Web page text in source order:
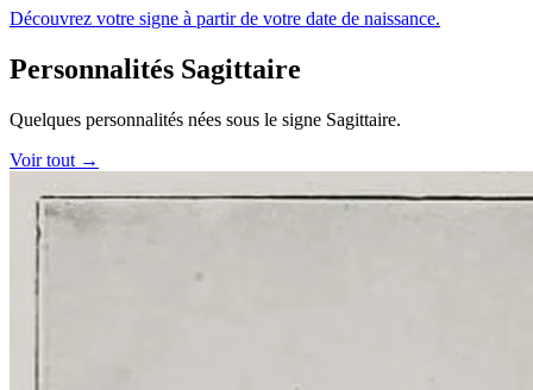
Découvrez votre signe à partir de votre date de naissance.
Personnalités Sagittaire
Quelques personnalités nées sous le signe Sagittaire.
Voir tout →